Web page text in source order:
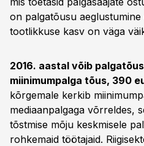
on palgatõusu
tootlikkuse kasv on väga
2016. aastal võib
miinimumpalga tõus, 390
kõrgemale kerkib
mediaanpalgaga võrreldes,
tõstmise mõju keskmisele
rohkemaid töötajaid.